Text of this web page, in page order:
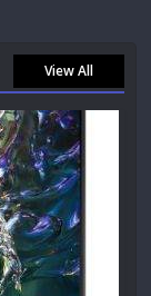
View All